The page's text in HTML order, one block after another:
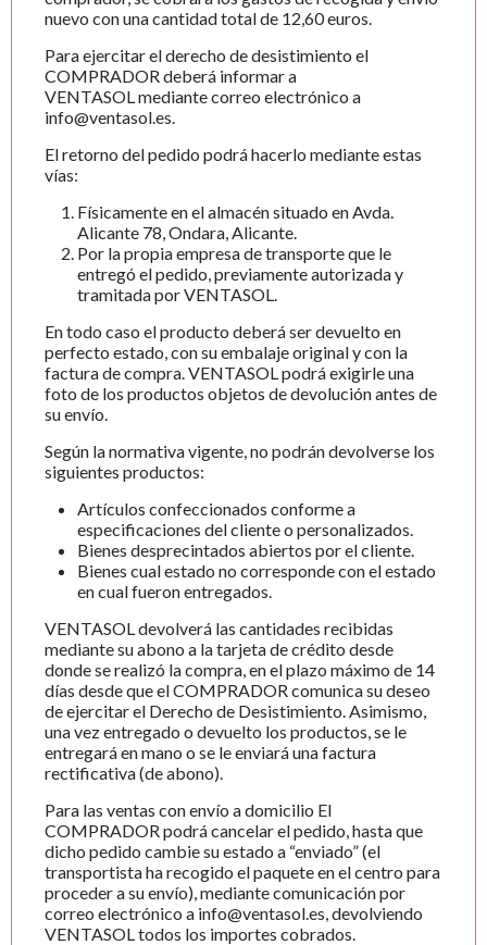
nuevo con una cantidad total de 12,60 euros.
Para ejercitar el derecho de desistimiento el
COMPRADOR deberá informar a
VENTASOL mediante correo electrónico a
info@ventasol.es.
El retorno del pedido podrá hacerlo mediante estas
vías:
Físicamente en el almacén situado en Avda.
Alicante 78, Ondara, Alicante.
Por la propia empresa de transporte que le
entregó el pedido, previamente autorizada y
tramitada por VENTASOL.
En todo caso el producto deberá ser devuelto en
perfecto estado, con su embalaje original y con la
factura de compra. VENTASOL podrá exigirle una
foto de los productos objetos de devolución antes de
su envío.
Según la normativa vigente, no podrán devolverse los
siguientes productos:
Artículos confeccionados conforme a
especificaciones del cliente o personalizados.
Bienes desprecintados abiertos por el cliente.
Bienes cual estado no corresponde con el estado
en cual fueron entregados.
VENTASOL devolverá las cantidades recibidas
mediante su abono a la tarjeta de crédito desde
donde se realizó la compra, en el plazo máximo de 14
días desde que el COMPRADOR comunica su deseo
de ejercitar el Derecho de Desistimiento. Asimismo,
una vez entregado o devuelto los productos, se le
entregará en mano o se le enviará una factura
rectificativa (de abono).
Para las ventas con envío a domicilio El
COMPRADOR podrá cancelar el pedido, hasta que
dicho pedido cambie su estado a “enviado” (el
transportista ha recogido el paquete en el centro para
proceder a su envío), mediante comunicación por
correo electrónico a info@ventasol.es, devolviendo
VENTASOL todos los importes cobrados.